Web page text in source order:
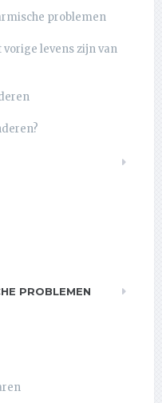
problemen
levens zijn van
PROBLEMEN